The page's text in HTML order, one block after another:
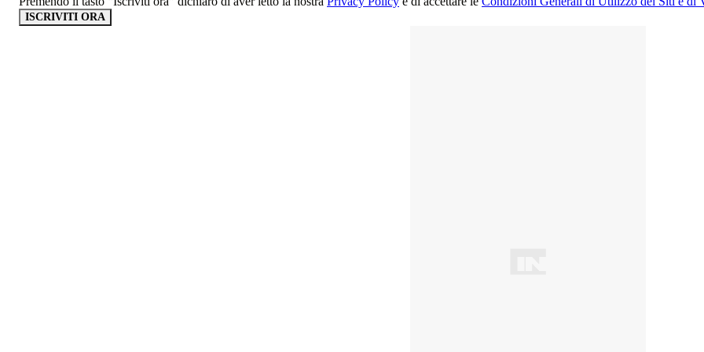
ISCRIVITI ORA